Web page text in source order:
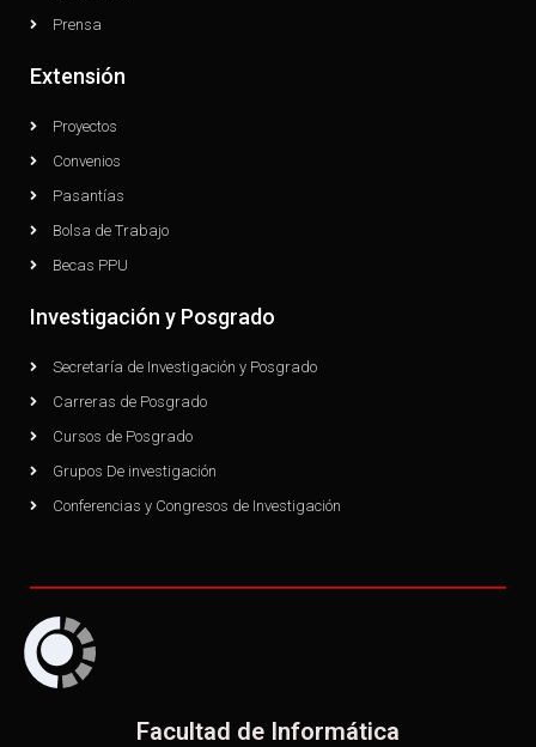
Prensa
Extensión
Proyectos
Convenios
Pasantías
Bolsa de Trabajo
Becas PPU
Investigación y Posgrado
Secretaría de Investigación y Posgrado
Carreras de Posgrado
Cursos de Posgrado
Grupos De investigación
Conferencias y Congresos de Investigación
Facultad de Informática